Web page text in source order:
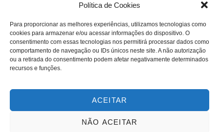
Política de Cookies
Para proporcionar as melhores experiências, utilizamos tecnologias como
cookies para armazenar e/ou acessar informações do dispositivo. O
consentimento com essas tecnologias nos permitirá processar dados como
comportamento de navegação ou IDs únicos neste site. A não autorização
ou a retirada do consentimento podem afetar negativamente determinados
recursos e funções.
ACEITAR
NÃO ACEITAR
Copyright © 2026. Diário PcD. Todos os direitos reservados.